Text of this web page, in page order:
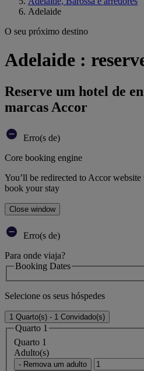
Adelaide
O seu próximo destino
Adelaide :
Reserve um hotel de
marcas Accor
Erro(s de)
Core booking engine
You’ll be redirected to Accor
book your stay
Close window
Erro(s de)
Para onde viaja?
Booking Dates
Selecione os seus hóspedes
1 Quarto(s) - 1 Convidado(s)
Quarto 1
Quarto 1
Adulto(s)
- Remova um adulto